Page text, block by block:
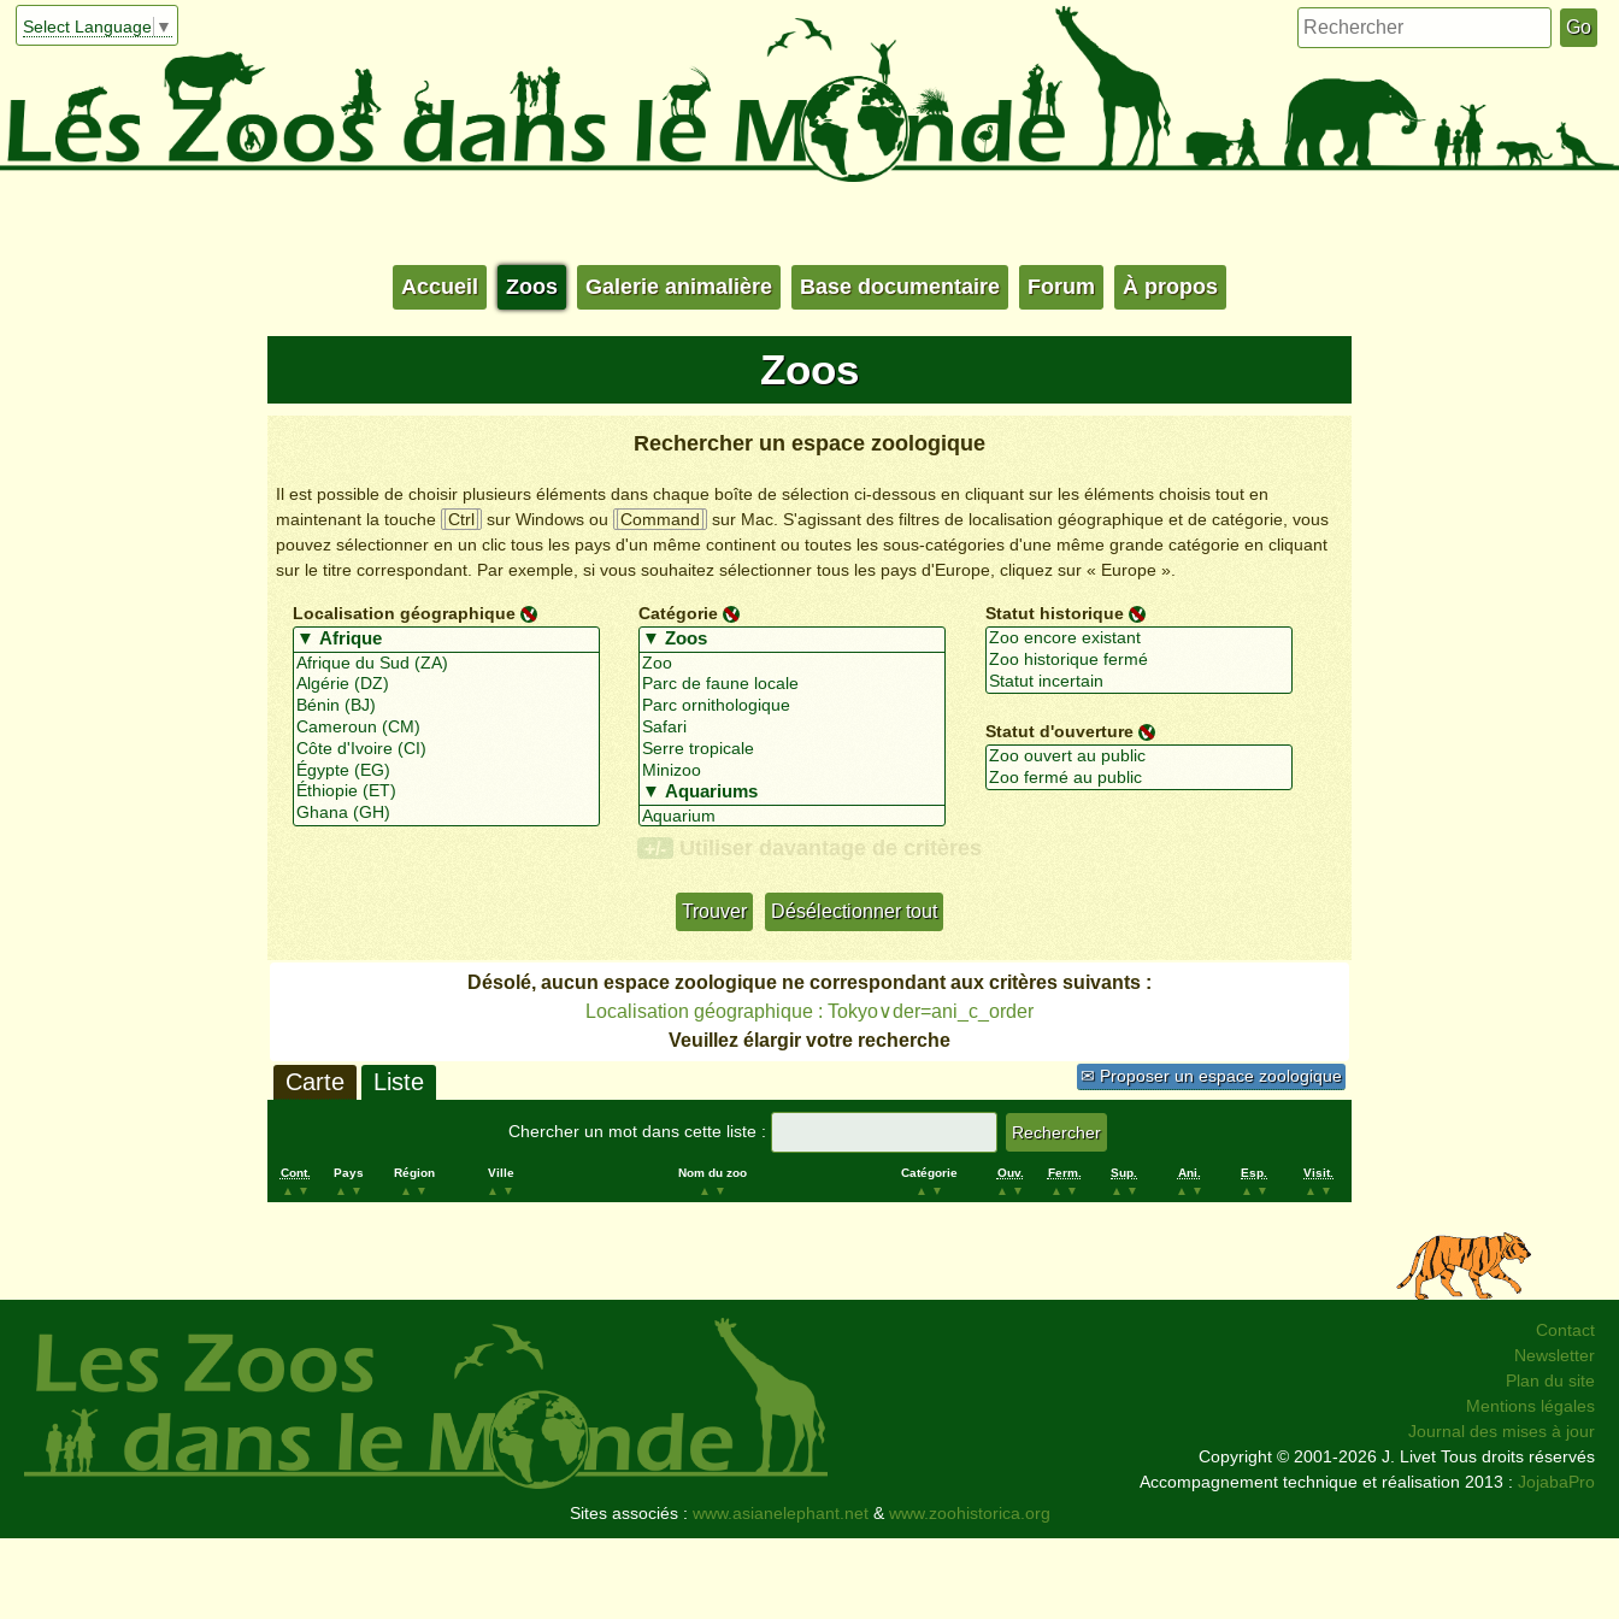
Select Language ▼
Accueil Zoos Galerie animalière Base documentaire Forum À propos
Zoos
Rechercher un espace zoologique
Il est possible de choisir plusieurs éléments dans chaque boîte de sélection ci-dessous en cliquant sur les éléments choisis tout en
maintenant la touche
Ctrl sur Windows ou Command
sur Mac. S'agissant des filtres de localisation géographique et de catégorie, vous
pouvez sélectionner en un clic tous les pays d'un même continent ou toutes les sous-catégories d'une même grande catégorie en cliquant
sur le titre correspondant. Par exemple, si vous souhaitez sélectionner tous les pays d'Europe, cliquez sur « Europe ».
Localisation géographique Catégorie Statut historique
Statut d'ouverture
+/- Utiliser davantage de critères
Désolé, aucun espace zoologique ne correspondant aux critères suivants :
Localisation géographique : Tokyo∨der=ani_c_order
Veuillez élargir votre recherche
✉ Proposer un espace zoologique
Carte Liste
Chercher un mot dans cette liste :
Cont.
▲
▼
Pays
▲
▼
Région
▲
▼
Ville
▲
▼
Nom du zoo
▲
▼
Catégorie
▲
▼
Ouv.
▲
▼
Ferm.
▲
▼
Sup.
▲
▼
Ani.
▲
▼
Esp.
▲
▼
Visit.
▲
▼
Contact
Newsletter
Plan du site
Mentions légales
Journal des mises à jour
Copyright © 2001-2026 J. Livet Tous droits réservés
Accompagnement technique et réalisation 2013 : JojabaPro
Sites associés : www.asianelephant.net&www.zoohistorica.org